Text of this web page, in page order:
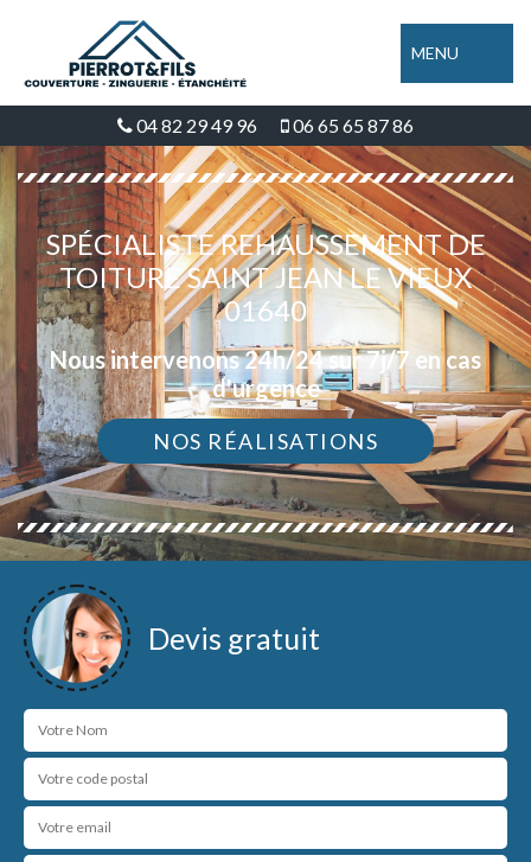
MENU
04 82 29 49 96 06 65 65 87 86
SPÉCIALISTE REHAUSSEMENT DE
TOITURE SAINT JEAN LE VIEUX
01640
Nous intervenons 24h/24 sur 7j/7 en cas
d'urgence
NOS RÉALISATIONS
Devis gratuit